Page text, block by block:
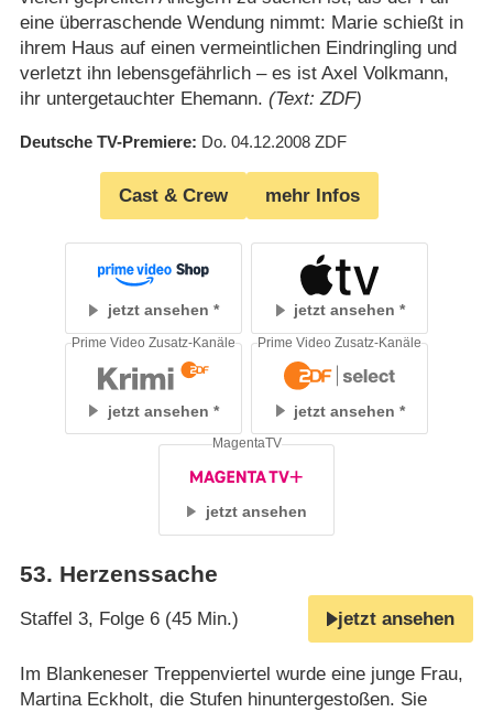
eine überraschende Wendung nimmt: Marie schießt in
ihrem Haus auf einen vermeintlichen Eindringling und
verletzt ihn lebensgefährlich – es ist Axel Volkmann,
ihr untergetauchter Ehemann. (Text: ZDF)
Deutsche TV-Premiere Do. 04.12.2008 ZDF
Cast & Crew mehr Infos
jetzt ansehen jetzt ansehen
jetzt ansehen
Prime Video Zusatz-Kanäle
jetzt ansehen
Prime Video Zusatz-Kanäle
jetzt ansehen
MagentaTV
53. Herzenssache
Staffel 3, Folge 6 (45 Min.) jetzt ansehen
Im Blankeneser Treppenviertel wurde eine junge Frau,
Martina Eckholt, die Stufen hinuntergestoßen. Sie